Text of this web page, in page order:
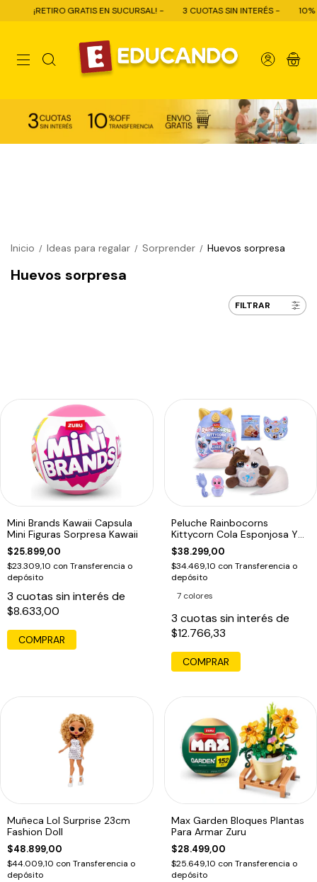
GRATIS EN SUCURSAL! - 3 CUOTAS SIN INTERÉS - 10% OFF CON
0
Inicio / Ideas para regalar / Sorprender / Huevos sorpresa
Huevos sorpresa
FILTRAR
Mini Brands Kawaii Capsula
Mini Figuras Sorpresa Kawaii
$25.899,00
$23.309,10 con Transferencia o
depósito
3 cuotas sin interés de
$8.633,00
Peluche Rainbocorns
Kittycorn Cola Esponjosa Y
10 Sorpresas
$38.299,00
$34.469,10 con Transferencia o
depósito
7 colores
3 cuotas sin interés de
$12.766,33
COMPRAR
Muñeca Lol Surprise 23cm
Fashion Doll
$48.899,00
$44.009,10 con Transferencia o
depósito
Max Garden Bloques Plantas
Para Armar Zuru
$28.499,00
$25.649,10 con Transferencia o
depósito